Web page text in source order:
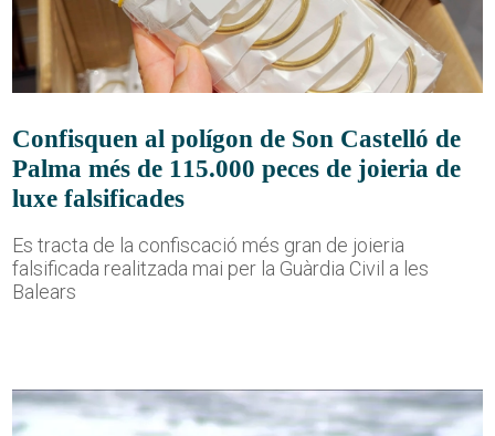
Confisquen al polígon de Son Castelló de
Palma més de 115.000 peces de joieria de
luxe falsificades
Es tracta de la confiscació més gran de joieria
falsificada realitzada mai per la Guàrdia Civil a les
Balears